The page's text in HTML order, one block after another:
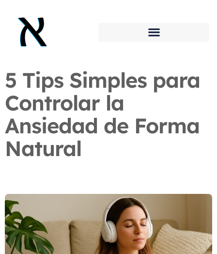
5 Tips Simples para
Controlar la
Ansiedad de Forma
Natural